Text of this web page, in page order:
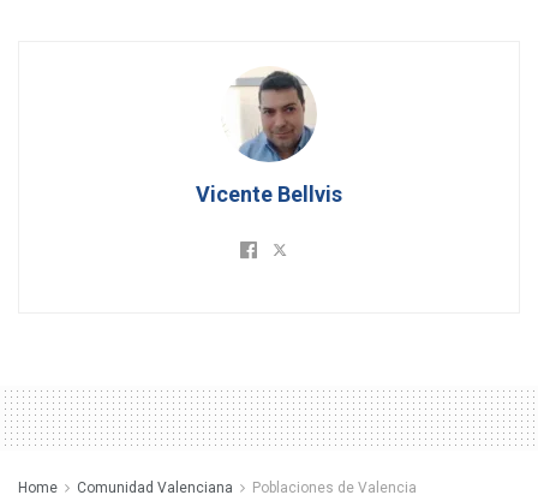
Vicente Bellvis
Home Comunidad Valenciana Poblaciones de Valencia